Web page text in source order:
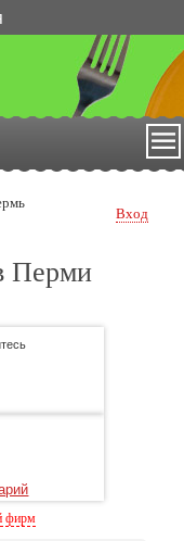
Вход
Перми
фирм